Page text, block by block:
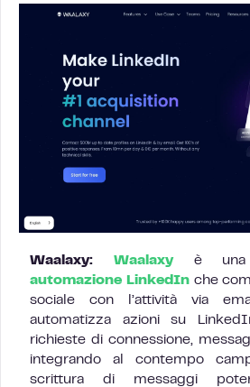
Waalaxy: Waalaxyè una
automazione LinkedInche
sociale con l’attività via
automatizza azioni su
richieste di connessione,
integrando al contempo
scrittura di messaggi